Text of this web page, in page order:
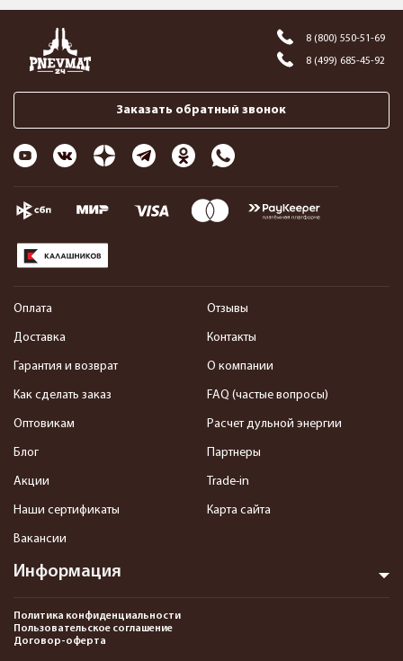
8 (800) 550-51-69
8 (499) 685-45-92
Заказать обратный звонок
Информация
Оплата
Доставка
Гарантия и возврат
Как сделать заказ
Оптовикам
Блог
Акции
Наши сертификаты
Вакансии
Отзывы
Контакты
О компании
FAQ (частые вопросы)
Расчет дульной энергии
Партнеры
Trade-in
Карта сайта
Политика конфиденциальности
Пользовательское соглашение
Договор-оферта